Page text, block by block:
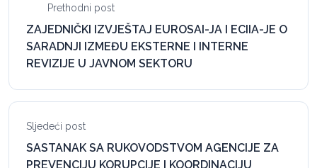
Prethodni post
ZAJEDNIČKI IZVJEŠTAJ EUROSAI-JA I ECIIA-JE O
SARADNJI IZMEĐU EKSTERNE I INTERNE
REVIZIJE U JAVNOM SEKTORU
Sljedeći post
SASTANAK SA RUKOVODSTVOM AGENCIJE ZA
PREVENCIJU KORUPCIJE I KOORDINACIJU